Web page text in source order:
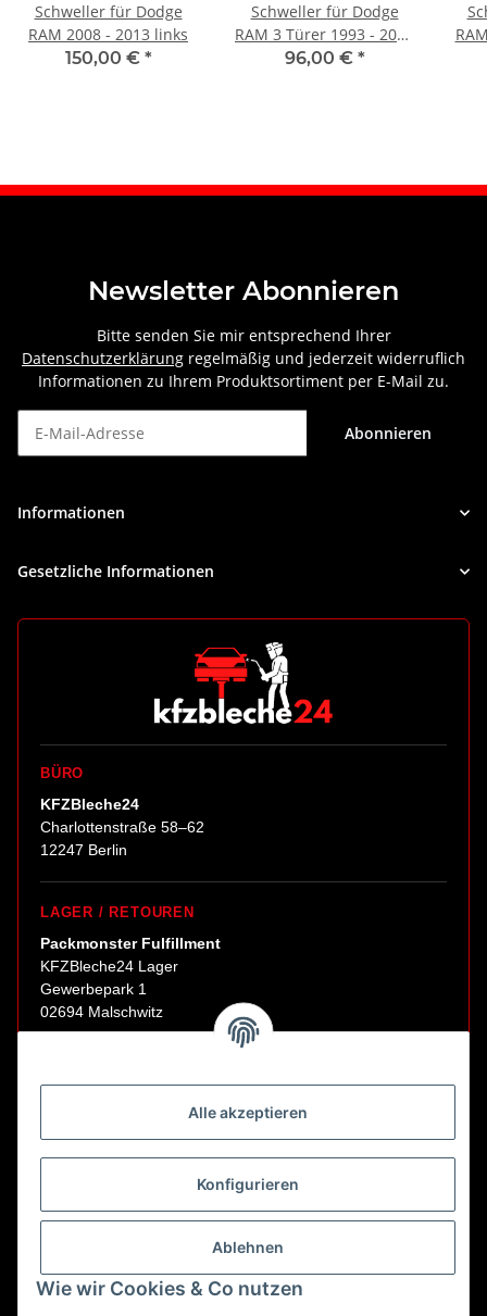
Alle akzeptieren
Konfigurieren
Ablehnen
Wie wir Cookies & Co nutzen
Schweller für Dodge
RAM 2008 - 2013 links
150,00 € *
Schweller für Dodge
RAM 3 Türer 1993 - 2002
rechts
96,00 € *
Newsletter Abonnieren
Bitte senden Sie mir entsprechend Ihrer
Datenschutzerklärung regelmäßig und jederzeit widerruflich
Informationen zu Ihrem Produktsortiment per E-Mail zu.
Abonnieren
Informationen
Gesetzliche Informationen
BÜRO
KFZBleche24
Charlottenstraße 58–62
12247 Berlin
LAGER / RETOUREN
Packmonster Fulfillment
KFZBleche24 Lager
Gewerbepark 1
02694 Malschwitz
Abholungen nur nach Terminvereinbarung.
E-Mail:sales@kfzbleche24.de
Vertrag widerrufen
* Alle Preise inkl. gesetzlicher USt., zzgl.Versand